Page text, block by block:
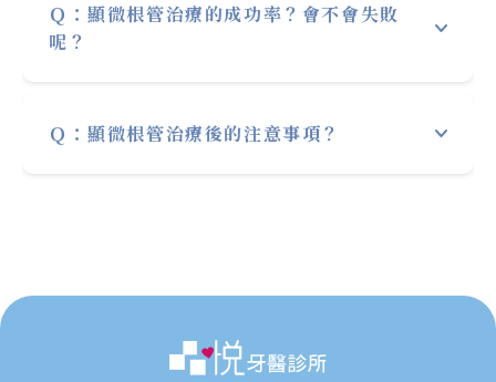
情況而定，若是在急性發炎期會注射麻藥，但
發炎期麻藥的效果可能會無法到百分之百
Ｑ：顯微根管治療的成功率？會不會失敗
呢？
練及特殊儀器輔助下可達九成。使用
Ｑ：顯微根管治療後的注意事項？